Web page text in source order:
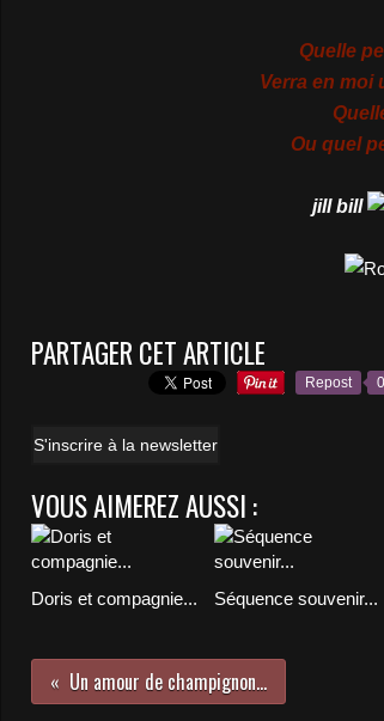
Quelle
Verra en moi
Ou quel
jill bill
PARTAGER CET ARTICLE
Repost 0
S'inscrire à la newsletter
VOUS AIMEREZ AUSSI :
Doris et compagnie... Séquence souvenir...
Un amour de champignon...